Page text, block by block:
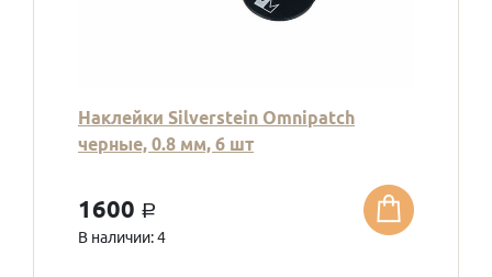
Наклейки Silverstein Omnipatch
черные, 0.8 мм, 6 шт
1600 a
В наличии: 4